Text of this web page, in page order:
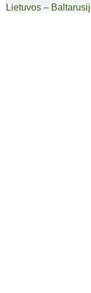
Lietuvos –